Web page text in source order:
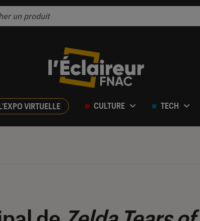
VIRTUELLE CULTURE TECH